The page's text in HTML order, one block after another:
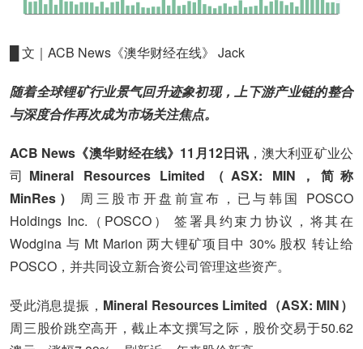
█ 文｜ACB News《澳华财经在线》 Jack
随着全球锂矿行业景气回升迹象初现，上下游产业链的整合
与深度合作再次成为市场关注焦点。
ACB News《澳华财经在线》11月12日讯，澳大利亚矿业公
司 Mineral Resources Limited（ASX: MIN ，简称
MinRes）
周三股市开盘前宣布，已与韩国 POSCO
Holdings Inc.（POSCO） 签署具约束力协议，将其在
Wodgina 与 Mt Marion 两大锂矿项目中 30% 股权 转让给
POSCO，并共同设立新合资公司管理这些资产。
受此消息提振， Mineral Resources Limited（ASX: MIN）
周三股价跳空高开，截止本文撰写之际，股价交易于50.62